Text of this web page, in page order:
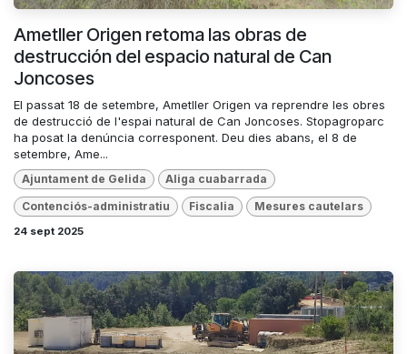
Ametller Origen retoma las obras de
destrucción del espacio natural de Can
Joncoses
El passat 18 de setembre, Ametller Origen va reprendre les obres
de destrucció de l'espai natural de Can Joncoses. Stopagroparc
ha posat la denúncia corresponent. Deu dies abans, el 8 de
setembre, Ame...
Ajuntament de Gelida Aliga cuabarrada
Contenciós-administratiu Fiscalia Mesures cautelars
24 sept 2025